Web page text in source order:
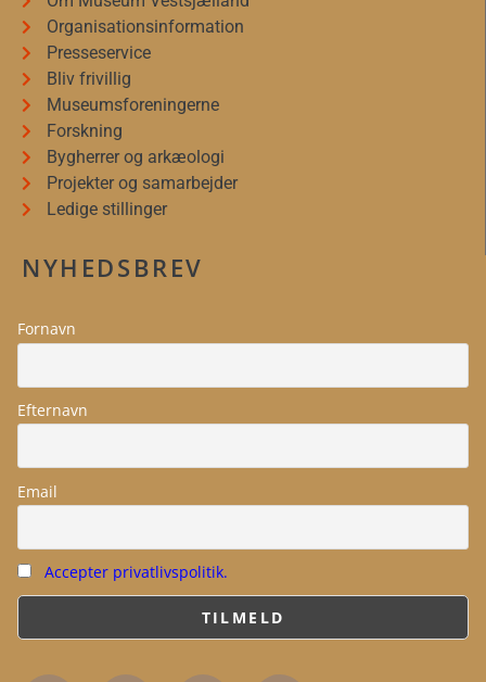
Organisationsinformation
Presseservice
Bliv frivillig
Museumsforeningerne
Forskning
Bygherrer og arkæologi
Projekter og samarbejder
Ledige stillinger
NYHEDSBREV
Fornavn
Efternavn
Email
Accepter privatlivspolitik.